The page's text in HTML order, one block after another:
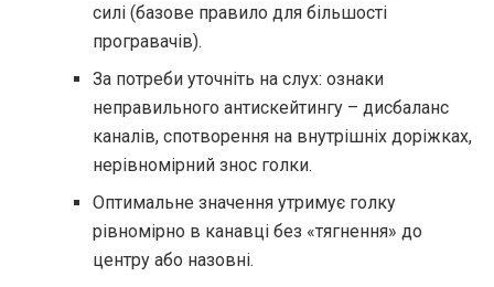
силі (базове правило для більшості
програвачів).
За потреби уточніть на слух: ознаки
неправильного антискейтингу – дисбаланс
каналів, спотворення на внутрішніх доріжках,
нерівномірний знос голки.
Оптимальне значення утримує голку
рівномірно в канавці без «тягнення» до
центру або назовні.